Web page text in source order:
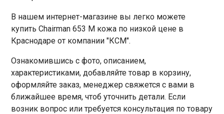
В нашем интернет-магазине вы легко можете
купить Chairman 653 M кожа по низкой цене в
Краснодаре от компании "КСМ".
Ознакомившись с фото, описанием,
характеристиками, добавляйте товар в корзину,
оформляйте заказ, менеджер свяжется с вами в
ближайшее время, чтоб уточнить детали. Если
возник вопрос или требуется консультация по товару